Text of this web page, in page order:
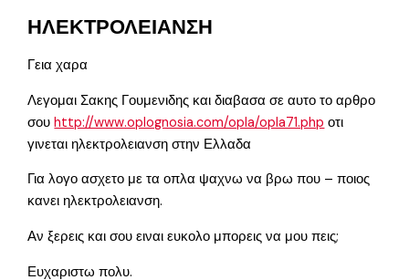
ΗΛΕΚΤΡΟΛΕΙΑΝΣΗ
Γεια χαρα
Λεγομαι Σακης Γουμενιδης και διαβασα σε αυτο το αρθρο
σουhttp://www.oplognosia.com/opla/opla71.php οτι
γινεται ηλεκτρολειανση στην Ελλαδα
Για λογο ασχετο με τα οπλα ψαχνω να βρω που – ποιος
κανει ηλεκτρολειανση.
Αν ξερεις και σου ειναι ευκολο μπορεις να μου πεις;
Ευχαριστω πολυ.